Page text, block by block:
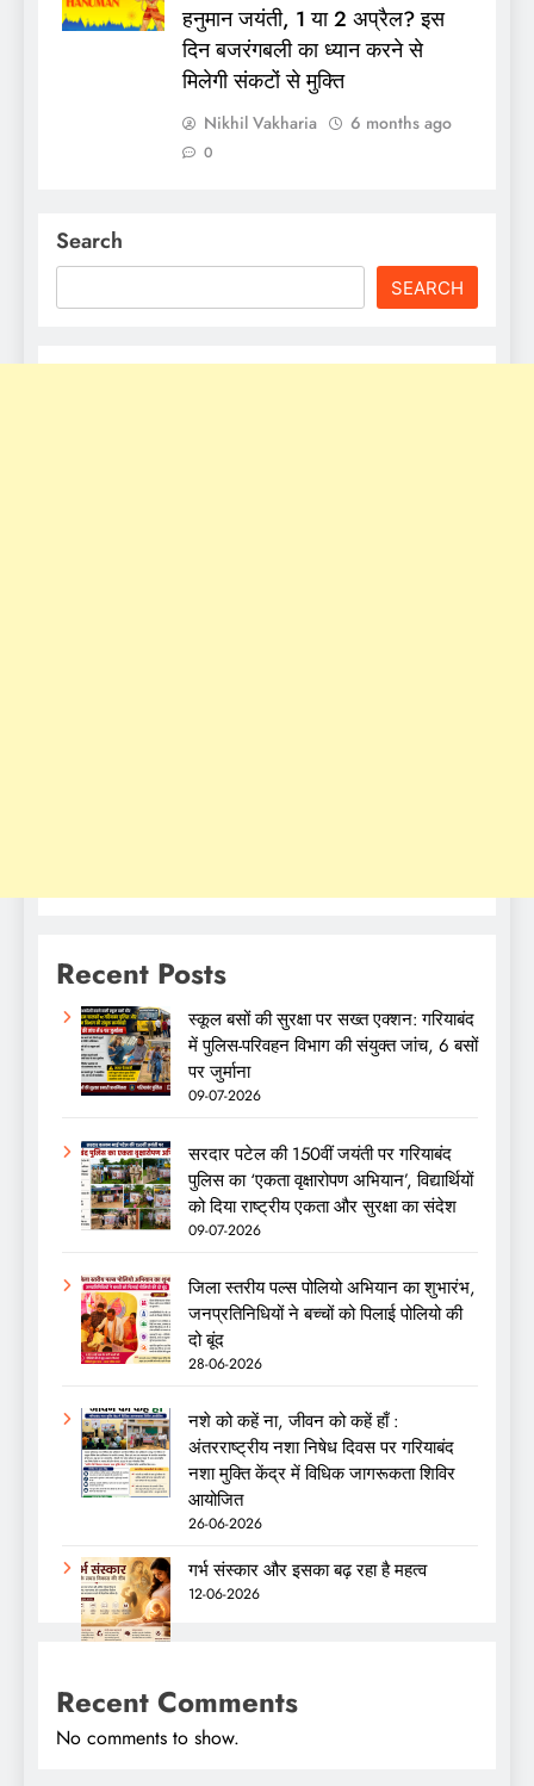
हनुमान जयंती, 1 या 2 अप्रैल? इस
दिन बजरंगबली का ध्‍यान करने से
मिलेगी संकटों से मुक्ति
Nikhil Vakharia 6 months ago
0
Search
SEARCH
Recent Posts
स्कूल बसों की सुरक्षा पर सख्त एक्शन: गरियाबंद
में पुलिस-परिवहन विभाग की संयुक्त जांच, 6 बसों
पर जुर्माना
09-07-2026
सरदार पटेल की 150वीं जयंती पर गरियाबंद
पुलिस का ‘एकता वृक्षारोपण अभियान’, विद्यार्थियों
को दिया राष्ट्रीय एकता और सुरक्षा का संदेश
09-07-2026
जिला स्तरीय पल्स पोलियो अभियान का शुभारंभ,
जनप्रतिनिधियों ने बच्चों को पिलाई पोलियो की
दो बूंद
28-06-2026
नशे को कहें ना, जीवन को कहें हाँ :
अंतरराष्ट्रीय नशा निषेध दिवस पर गरियाबंद
नशा मुक्ति केंद्र में विधिक जागरूकता शिविर
आयोजित
26-06-2026
गर्भ संस्कार और इसका बढ़ रहा है महत्व
12-06-2026
Recent Comments
No comments to show.